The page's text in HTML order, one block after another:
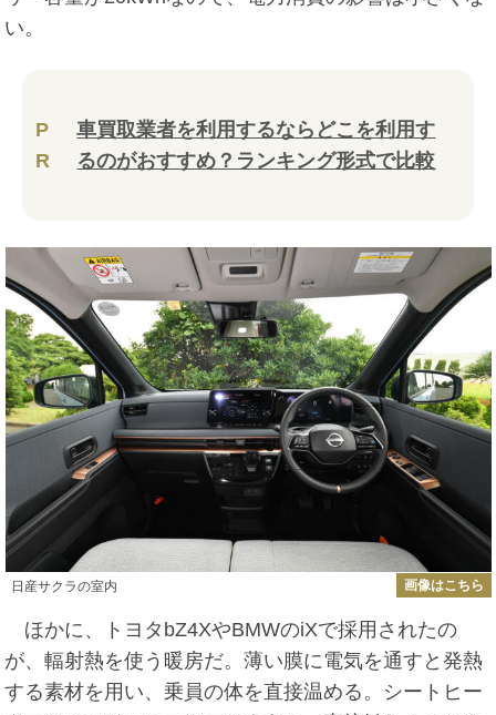
い。
P
R
車買取業者を利用するならどこを利用す
るのがおすすめ？ランキング形式で比較
日産サクラの室内 画像はこちら
ほかに、トヨタbZ4XやBMWのiXで採用されたの
が、輻射熱を使う暖房だ。薄い膜に電気を通すと発熱
する素材を用い、乗員の体を直接温める。シートヒー